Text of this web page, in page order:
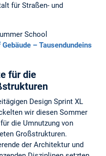
für Straßen- und
School
– Tausendundeins
für die
Design Sprint XL
wir diesen Sommer
für die Umnutzung von
Großstrukturen.
der Architektur und